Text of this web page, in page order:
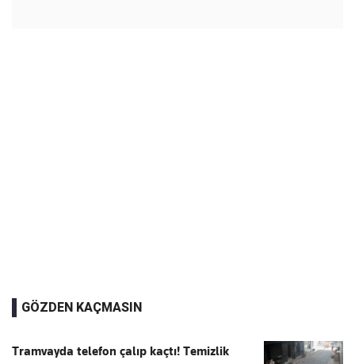
GÖZDEN KAÇMASIN
Tramvayda telefon çalıp kaçtı! Temizlik